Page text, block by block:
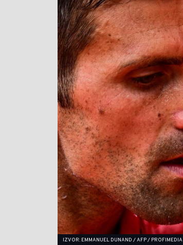
IZVOR: EMMANUEL DUNAND / AFP / PROFIMEDIA